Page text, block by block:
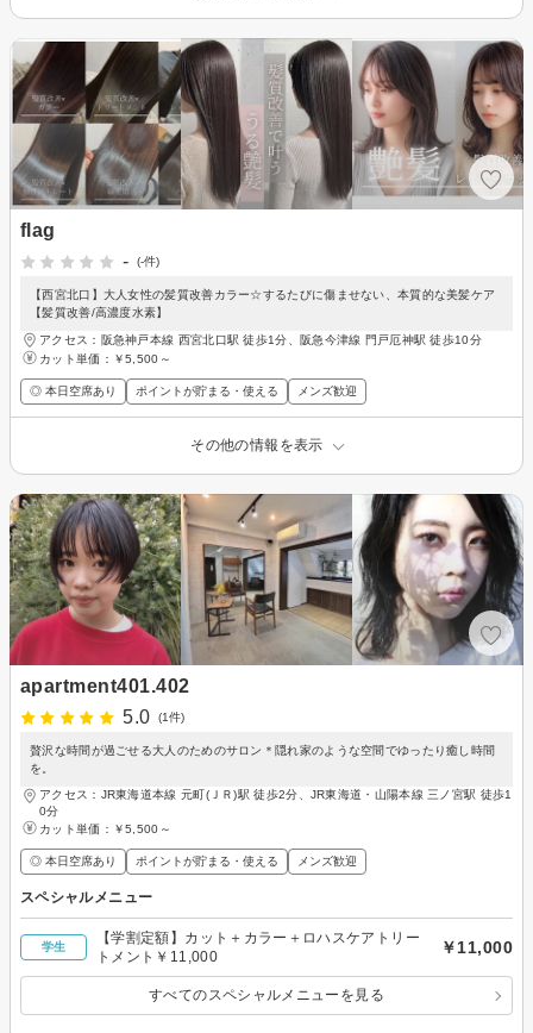
flag
-
(-件)
【西宮北口】大人女性の髪質改善カラー☆するたびに傷ませない、本質的な美髪ケア
【髪質改善/高濃度水素】
アクセス：阪急神戸本線 西宮北口駅 徒歩1分、阪急今津線 門戸厄神駅 徒歩10分
カット単価： ￥5,500～
◎ 本日空席あり ポイントが貯まる・使える メンズ歓迎
その他の情報を表示
apartment401.402
5.0
(1件)
贅沢な時間が過ごせる大人のためのサロン＊隠れ家のような空間でゆったり癒し時間
を。
アクセス：JR東海道本線 元町(ＪＲ)駅 徒歩2分、JR東海道・山陽本線 三ノ宮駅 徒歩1
0分
カット単価： ￥5,500～
◎ 本日空席あり ポイントが貯まる・使える メンズ歓迎
スペシャルメニュー
学生
【学割定額】カット＋カラー＋ロハスケアトリー
トメント￥11,000
￥11,000
すべてのスペシャルメニューを見る